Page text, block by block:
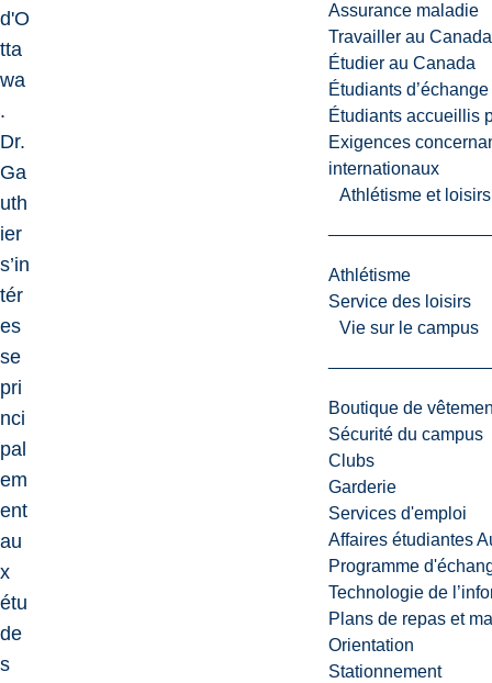
Assurance maladie
Travailler au Canada
Étudier au Canada
Étudiants
Étudiants accueillis
Exigences
internationaux
Athlétisme et
Athlétisme
Service des loisirs
Vie sur le campus
Boutique de
Sécurité du campus
Clubs
Garderie
Services d'emploi
Affaires étudiantes
Programme
Technologie de
Plans de repas et
Orientation
Stationnement
d'O
tta
wa
.
Dr.
Ga
uth
ier
s’in
tér
es
se
pri
nci
pal
em
ent
au
x
étu
de
s